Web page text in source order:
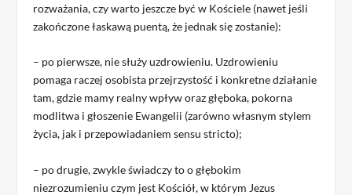
rozważania, czy warto jeszcze być w Kościele (nawet jeśli
zakończone łaskawą puentą, że jednak się zostanie):
– po pierwsze, nie służy uzdrowieniu. Uzdrowieniu
pomaga raczej osobista przejrzystość i konkretne działanie
tam, gdzie mamy realny wpływ oraz głęboka, pokorna
modlitwa i głoszenie Ewangelii (zarówno własnym stylem
życia, jak i przepowiadaniem sensu stricto);
– po drugie, zwykle świadczy to o głębokim
niezrozumieniu czym jest Kościół, w którym Jezus